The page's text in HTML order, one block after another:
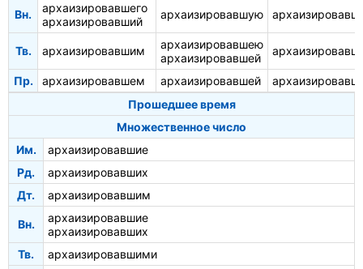
Вн.
архаизировавшего
архаизировавший
архаизировавшую
Тв. архаизировавшим
архаизировавшею
архаизировавшей
Пр. архаизировавшем архаизировавшей
Прошедшее время
Множественное число
Им.
архаизировавшие
Рд.
архаизировавших
Дт.
архаизировавшим
Вн.
архаизировавшие
архаизировавших
Тв.
архаизировавшими